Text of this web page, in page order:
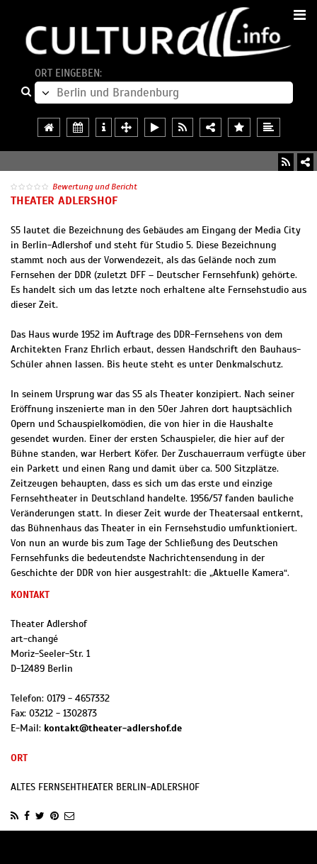
ORT EINGEBEN:
Bewertung und Bericht
THEATER ADLERSHOF
S5 lautet die Bezeichnung des Gebäudes am Eingang der Media City
in Berlin-Adlershof und steht für Studio 5. Diese Bezeichnung
stammt noch aus der Vorwendezeit, als das Gelände noch zum
Fernsehen der DDR (zuletzt DFF – Deutscher Fernsehfunk) gehörte.
Es handelt sich um das letzte noch erhaltene alte Fernsehstudio aus
dieser Zeit.
Das Haus wurde 1952 im Auftrage des DDR-Fernsehens von dem
Architekten Franz Ehrlich erbaut, dessen Handschrift den Bauhaus-
Schüler ahnen lassen. Bis heute steht es unter Denkmalschutz.
In seinem Ursprung war das S5 als Theater konzipiert. Nach seiner
Eröffnung inszenierte man in den 50er Jahren dort hauptsächlich
Opern und Schauspielkomödien, die von hier in die Haushalte
gesendet wurden. Einer der ersten Schauspieler, die hier auf der
Bühne standen, war Herbert Köfer. Der Zuschauerraum verfügte über
ein Parkett und einen Rang und damit über ca. 500 Sitzplätze.
Zeitzeugen behaupten, dass es sich um das erste und einzige
Fernsehtheater in Deutschland handelte. 1956/57 fanden bauliche
Veränderungen statt. In dieser Zeit wurde der Theatersaal entkernt,
das Bühnenhaus das Theater in ein Fernsehstudio umfunktioniert.
Von nun an wurde bis zum Tage der Schließung des Deutschen
Fernsehfunks die bedeutendste Nachrichtensendung in der
Geschichte der DDR von hier ausgestrahlt: die „Aktuelle Kamera“.
KONTAKT
Theater Adlershof
art-changé
Moriz-Seeler-Str. 1
D-12489 Berlin
Telefon: 0179 - 4657332
Fax: 03212 - 1302873
E-Mail: kontakt@theater-adlershof.de
ORT
ALTES FERNSEHTHEATER BERLIN-ADLERSHOF